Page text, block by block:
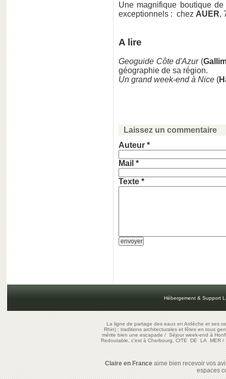
Une magnifique boutique
exceptionnels : chez AUER,
A lire
Geoguide Côte d'Azur(
géographie de sa région.
Un grand week-end à Nice (
Laissez un commentaire
Auteur *
Mail *
Texte *
Hébergement & Support
La ligne de partage des eaux en Ardèche et ses
Rhin) : traditions architecturales et fêtes en tous
mérite bien une escapade/Séjour week-end à
Redoutable, c'est à Cherbourg, CITE DE LA MER/
Claire en Franceaime bien recevoir vos
espaces